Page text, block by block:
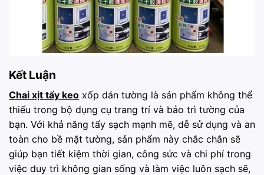
Kết Luận
Chai xịt tẩy keo xốp dán tường là sản phẩm không thể
thiếu trong bộ dụng cụ trang trí và bảo trì tường của
bạn. Với khả năng tẩy sạch mạnh mẽ, dễ sử dụng và an
toàn cho bề mặt tường, sản phẩm này chắc chắn sẽ
giúp bạn tiết kiệm thời gian, công sức và chi phí trong
việc duy trì không gian sống và làm việc luôn sạch sẽ,